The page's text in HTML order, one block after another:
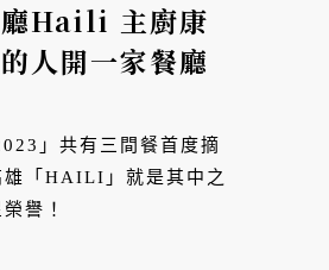
廳Haili 主廚康
人開一家餐廳
」共有三間餐首度摘
雄「HAILI」就是其中之
譽！